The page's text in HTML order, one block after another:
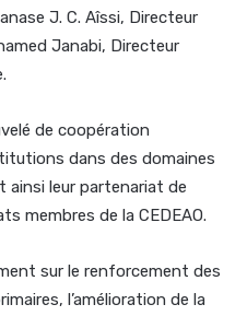
J. C. Aîssi, Directeur
Janabi, Directeur
de coopération
dans des domaines
ainsi leur partenariat de
membres de la CEDEAO.
sur le renforcement des
l’amélioration de la